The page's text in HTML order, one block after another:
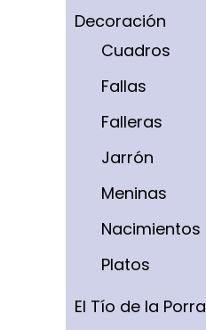
Decoración
Cuadros
Fallas
Falleras
Jarrón
Meninas
Nacimientos
Platos
El Tío de la Porra